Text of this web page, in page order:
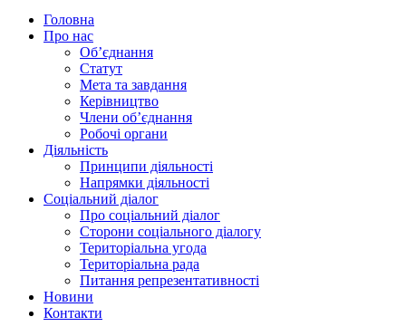
Головна
Про нас
Об’єднання
Статут
Мета та завдання
Керівництво
Члени об’єднання
Робочі органи
Діяльність
Принципи діяльності
Напрямки діяльності
Соціальний діалог
Про соціальний діалог
Сторони соціального діалогу
Територіальна угода
Територіальна рада
Питання репрезентативності
Новини
Контакти